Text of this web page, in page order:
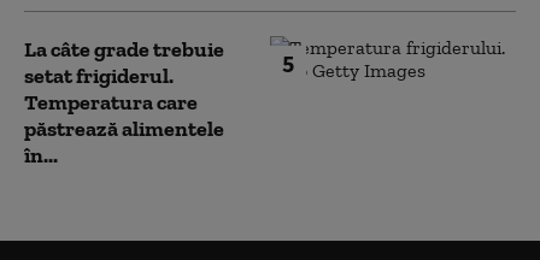
5
La câte grade trebuie
setat frigiderul.
Temperatura care
păstrează alimentele
în...